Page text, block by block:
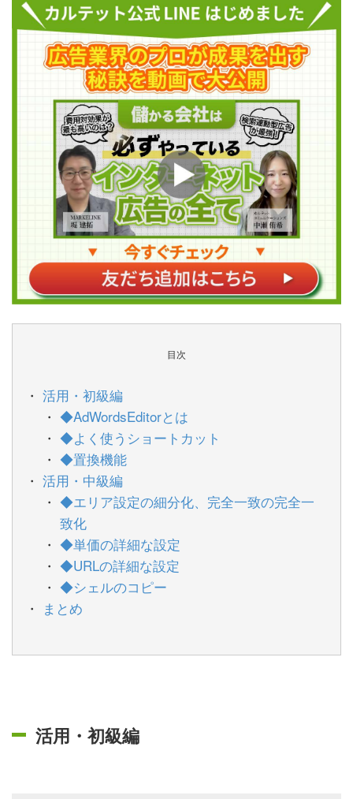
目次
活用・初級編
◆AdWordsEditorとは
◆よく使うショートカット
◆置換機能
活用・中級編
◆エリア設定の細分化、完全一致の完全一
致化
◆単価の詳細な設定
◆URLの詳細な設定
◆シェルのコピー
まとめ
活用・初級編